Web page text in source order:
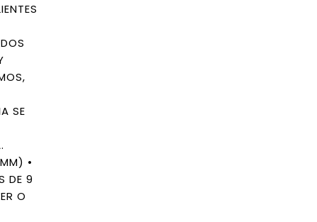
SE
•
DE 9
O